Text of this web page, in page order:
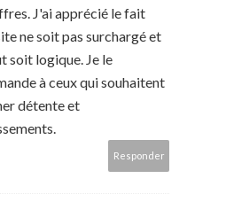
J'ai apprécié le fait
ne soit pas surchargé et
soit logique. Je le
à ceux qui souhaitent
détente et
Responder